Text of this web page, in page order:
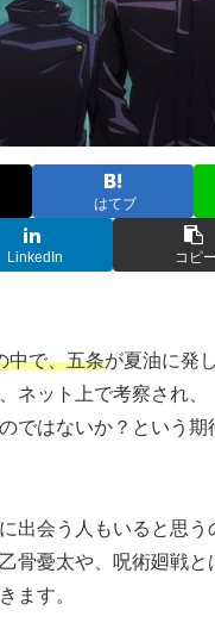
はてブ
LinkedIn コピー
中で、五条が夏油に発
ネット上で考察され、
ではないか？という期
出会う人もいると思う
骨憂太や、呪術廻戦と
ます。